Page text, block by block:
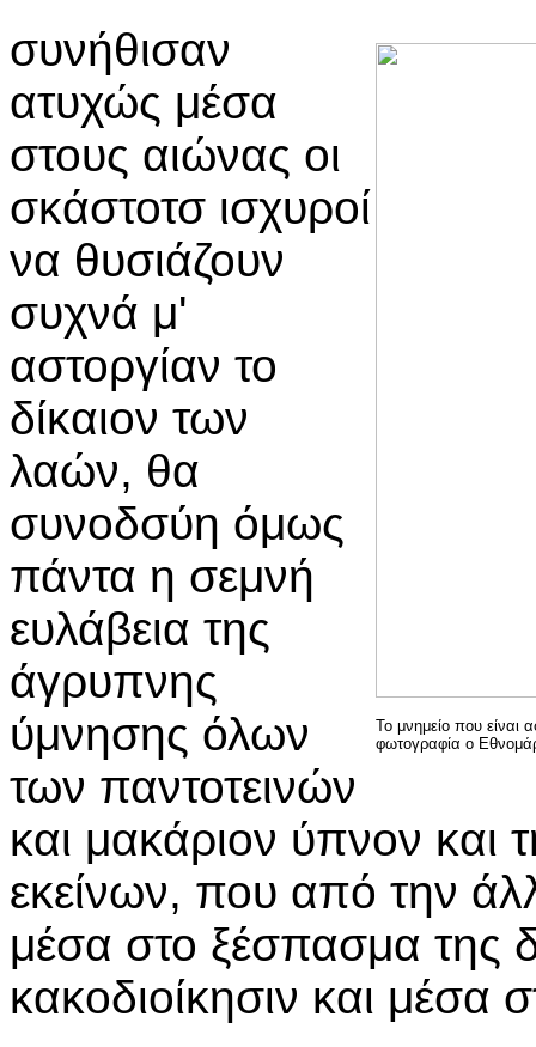
Το μνημείο που είναι
φωτογραφία ο
συνήθισαν
ατυχώς μέσα
στους αιώνας οι
σκάστοτσ ισχυροί
να θυσιάζουν
συχνά μ'
αστοργίαν το
δίκαιον των
λαών, θα
συνοδσύη όμως
πάντα η σεμνή
ευλάβεια της
άγρυπνης
ύμνησης όλων
των παντοτεινών
και μακάριον ύπνον και
εκείνων, που από την
μέσα στο ξέσπασμα της
κακοδιοίκησιν και